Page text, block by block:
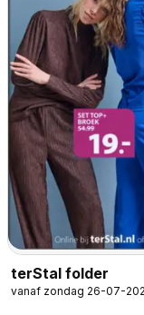
terStal folder
vanaf zondag 26-07-